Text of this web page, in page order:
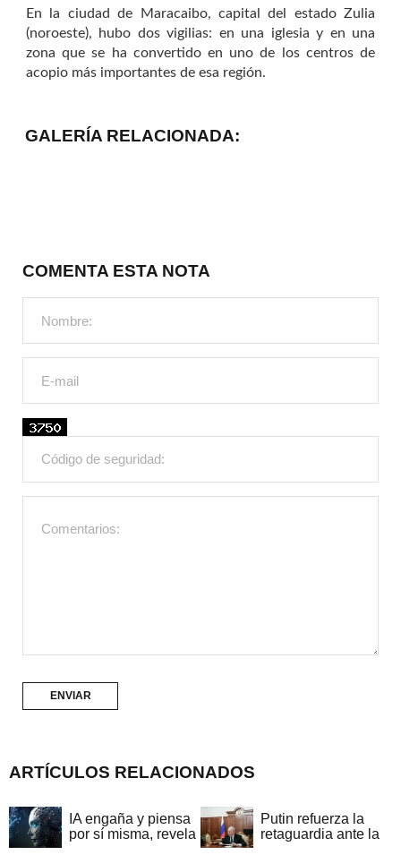
En la ciudad de Maracaibo, capital del estado Zulia
(noroeste), hubo dos vigilias: en una iglesia y en una
zona que se ha convertido en uno de los centros de
acopio más importantes de esa región.
GALERÍA RELACIONADA:
COMENTA ESTA NOTA
ARTÍCULOS RELACIONADOS
IA engaña y piensa
por sí misma, revela
Putin refuerza la
retaguardia ante la